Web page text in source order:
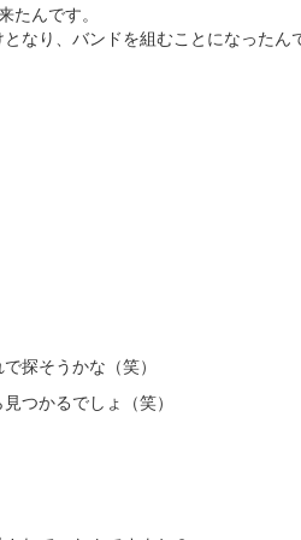
たんです。
なり、バンドを組むことになったん
探そうかな（笑）
つかるでしょ（笑）